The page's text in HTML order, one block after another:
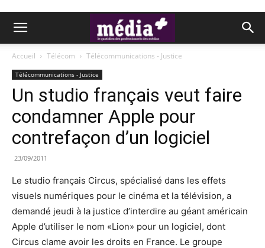
Accueil Télécom Télécommunications - Justice
Télécommunications - Justice
Un studio français veut faire
condamner Apple pour
contrefaçon d’un logiciel
23/09/2011
Le studio français Circus, spécialisé dans les effets
visuels numériques pour le cinéma et la télévision, a
demandé jeudi à la justice d’interdire au géant américain
Apple d’utiliser le nom «Lion» pour un logiciel, dont
Circus clame avoir les droits en France. Le groupe